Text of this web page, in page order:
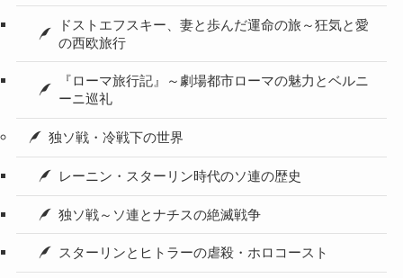
ドストエフスキー、妻と歩んだ運命の旅～狂気と愛
の西欧旅行
『ローマ旅行記』～劇場都市ローマの魅力とベルニ
ーニ巡礼
独ソ戦・冷戦下の世界
レーニン・スターリン時代のソ連の歴史
独ソ戦～ソ連とナチスの絶滅戦争
スターリンとヒトラーの虐殺・ホロコースト